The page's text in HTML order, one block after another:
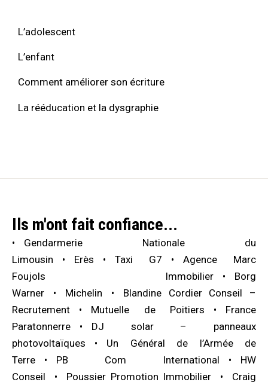
L’adolescent
L’enfant
Comment améliorer son écriture
La rééducation et la dysgraphie
Ils m'ont fait confiance...
Gendarmerie Nationale du
Limousin
Erès Taxi G7
Agence Marc
Foujols Immobilier
Borg
Warner
Michelin
Blandine Cordier Conseil –
Recrutement
Mutuelle de Poitiers
France
Paratonnerre
DJ solar – panneaux
photovoltaïques
Un Général de l’Armée de
Terre
PB Com International
HW
Conseil
Poussier Promotion Immobilier
Craig